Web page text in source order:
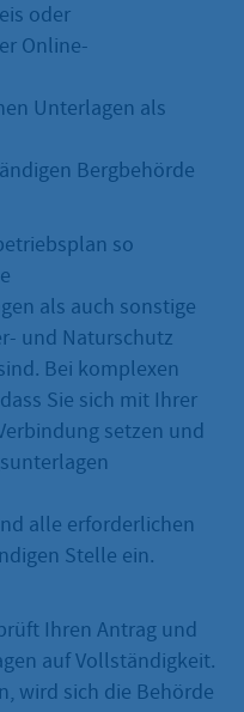
oder
Online-
Unterlagen als
Bergbehörde
so
als auch sonstige
und Naturschutz
Bei komplexen
Sie sich mit Ihrer
setzen und
alle erforderlichen
Stelle ein.
Ihren Antrag und
auf Vollständigkeit.
wird sich die Behörde